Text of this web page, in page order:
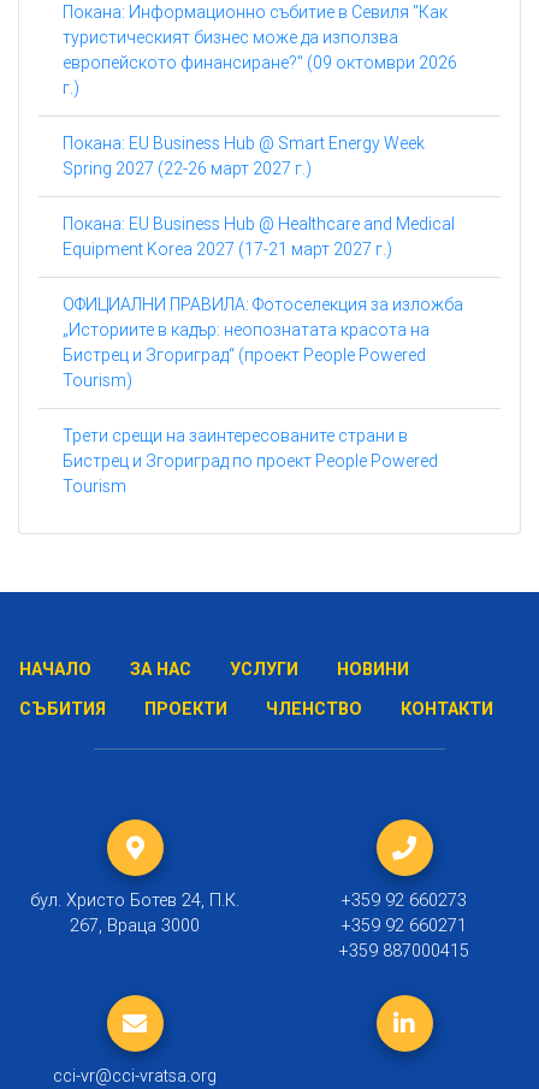
Покана: Информационно събитие в Севиля "Как
туристическият бизнес може да използва
европейското финансиране?" (09 октомври 2026
г.)
Покана: EU Business Hub @ Smart Energy Week
Spring 2027 (22-26 март 2027 г.)
Покана: EU Business Hub @ Healthcare and Medical
Equipment Korea 2027 (17-21 март 2027 г.)
ОФИЦИАЛНИ ПРАВИЛА: Фотоселекция за изложба
„Историите в кадър: неопознатата красота на
Бистрец и Згориград“ (проект People Powered
Tourism)
Трети срещи на заинтересованите страни в
Бистрец и Згориград по проект People Powered
Tourism
НАЧАЛО ЗА НАС УСЛУГИ
НОВИНИ
СЪБИТИЯ
ПРОЕКТИ ЧЛЕНСТВО КОНТАКТИ
бул. Христо Ботев 24, П.К.
267, Враца 3000
+359 92 660273
+359 92 660271
+359 887000415
cci-vr@cci-vratsa.org